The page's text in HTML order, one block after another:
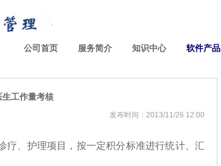
公司首页 服务简介 知识中心 软件产品
生工作量考核
发布时间：2013/11/26 12:00
疗、护理项目，按一定积分标准进行统计、汇